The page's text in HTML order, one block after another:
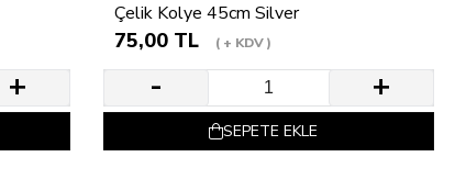
Çelik Kolye 45cm Silver
75,00 TL + KDV
SEPETE EKLE